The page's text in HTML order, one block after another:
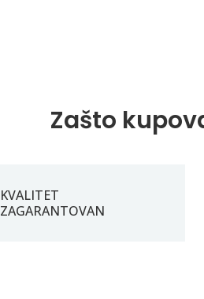
Zašto
KVALITET
ZAGARANTOVAN